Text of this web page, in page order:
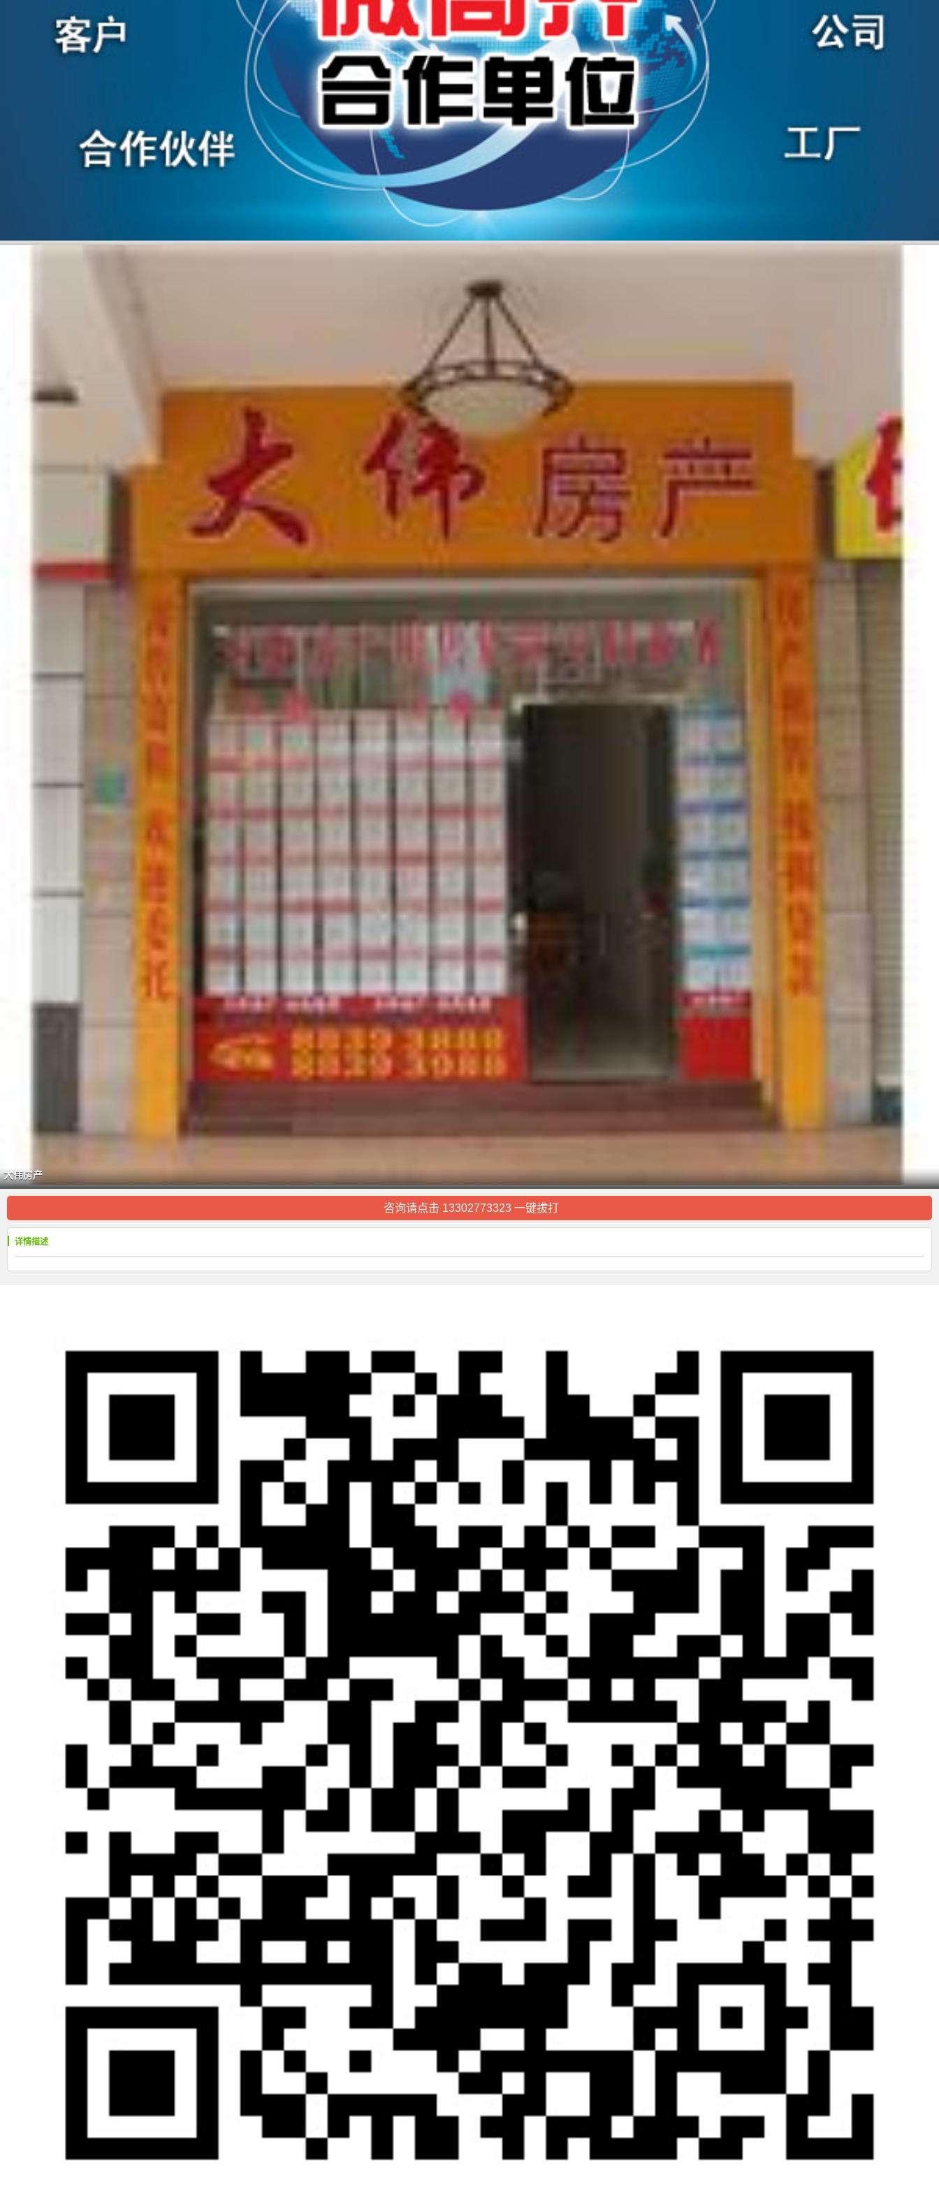
大伟房产
咨询请点击 13302773323 一键拔打
详情描述